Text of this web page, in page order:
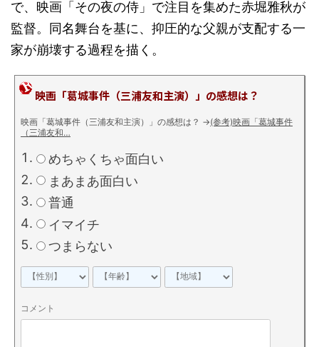
で、映画「その夜の侍」で注目を集めた赤堀雅秋が
監督。同名舞台を基に、抑圧的な父親が支配する一
家が崩壊する過程を描く。
映画「葛城事件（三浦友和主演）」の感想は？
映画「葛城事件（三浦友和主演）」の感想は？ →(参考)映画「葛城事件
（三浦友和…
めちゃくちゃ面白い
まあまあ面白い
普通
イマイチ
つまらない
コメント